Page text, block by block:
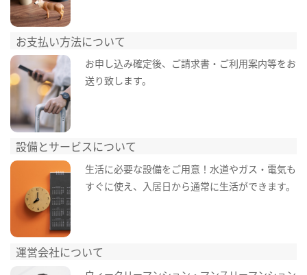
お支払い方法について
お申し込み確定後、ご請求書・ご利用案内等をお
送り致します。
設備とサービスについて
生活に必要な設備をご用意！水道やガス・電気も
すぐに使え、入居日から通常に生活ができます。
運営会社について